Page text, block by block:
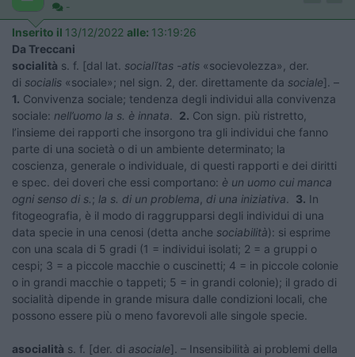
-
Inserito il 13/12/2022 alle: 13:19:26
Da Treccani
socialità s. f. [dal lat. socialĭtas -atis «socievolezza», der.
di socialis «sociale»; nel sign. 2, der. direttamente da sociale]. –
1. Convivenza sociale; tendenza degli individui alla convivenza
sociale: nell’uomo la s. è innata. 2. Con sign. più ristretto,
l’insieme dei rapporti che insorgono tra gli individui che fanno
parte di una società o di un ambiente determinato; la
coscienza, generale o individuale, di questi rapporti e dei diritti
e spec. dei doveri che essi comportano: è un uomo cui manca
ogni senso di s.; la s. di un problema di una iniziativa. 3. In
fitogeografia, è il modo di raggrupparsi degli individui di una
data specie in una cenosi (detta anche sociabilità): si esprime
con una scala di 5 gradi (1 = individui isolati; 2 = a gruppi o
cespi; 3 = a piccole macchie o cuscinetti; 4 = in piccole colonie
o in grandi macchie o tappeti; 5 = in grandi colonie); il grado di
socialità dipende in grande misura dalle condizioni locali, che
possono essere più o meno favorevoli alle singole specie.
asocialità s. f. [der. di asociale]. – Insensibilità ai problemi della